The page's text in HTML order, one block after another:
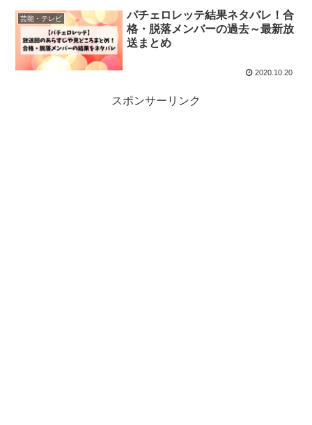
芸能・テレビ
バチェロレッテ結果ネタバレ！合
格・脱落メンバーの過去～最新放
送まとめ
2020.10.20
スポンサーリンク